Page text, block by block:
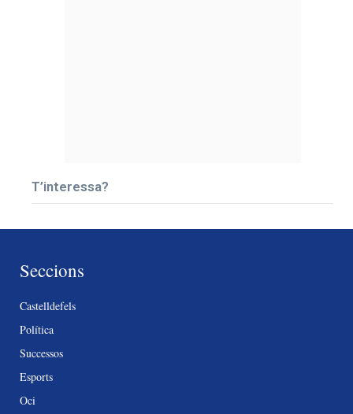
T’interessa?
Seccions
Castelldefels
Política
Successos
Esports
Oci